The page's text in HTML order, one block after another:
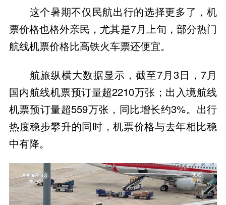
这个暑期不仅民航出行的选择更多了，机
票价格也格外亲民，尤其是7月上旬，部分热门
航线机票价格比高铁火车票还便宜。
航旅纵横大数据显示，截至7月3日，7月
国内航线机票预订量超2210万张；出入境航线
机票预订量超559万张，同比增长约3%。出行
热度稳步攀升的同时，机票价格与去年相比稳
中有降。